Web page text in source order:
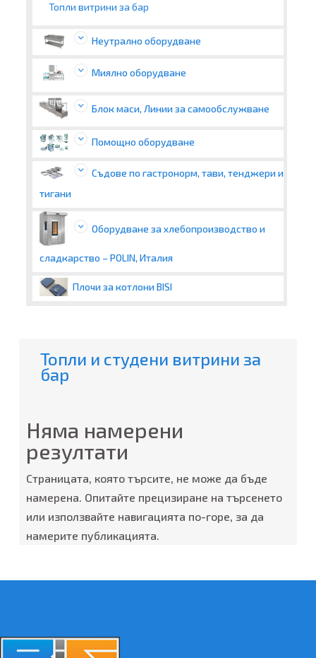
Топли витрини за бар
Неутрално оборудване
Миялно оборудване
Блок маси, Линии за самообслужване
Помощно оборудване
Съдове по гастронорм, тави, тенджери и
тигани
Оборудване за хлебопроизводство и
сладкарство – POLIN, Италия
Плочи за котлони BISI
Топли и студени витрини за
бар
Няма намерени
резултати
Страницата, която търсите, не може да бъде
намерена. Опитайте прецизиране на търсенето
или използвайте навигацията по-горе, за да
намерите публикацията.